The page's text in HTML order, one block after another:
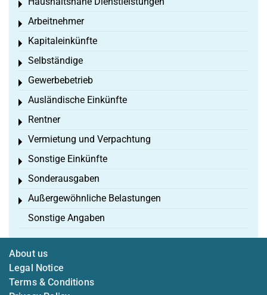
Toggle menu
Arbeitnehmer
Toggle menu
Kapitaleinkünfte
Toggle menu
Selbständige
Toggle menu
Gewerbebetrieb
Toggle menu
Ausländische Einkünfte
Toggle menu
Rentner
Toggle menu
Vermietung und Verpachtung
Toggle menu
Sonstige Einkünfte
Toggle menu
Sonderausgaben
Toggle menu
Außergewöhnliche Belastungen
Toggle menu
Sonstige Angaben
About us
Legal Notice
Terms & Conditions